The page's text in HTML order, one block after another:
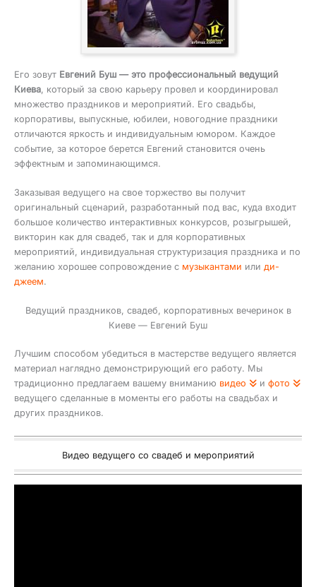
Его зовут Евгений Буш — это профессиональный ведущий
Киева, который за свою карьеру провел и координировал
множество праздников и мероприятий. Его свадьбы,
корпоративы, выпускные, юбилеи, новогодние праздники
отличаются яркость и индивидуальным юмором. Каждое
событие, за которое берется Евгений становится очень
эффектным и запоминающимся.
Заказывая ведущего на свое торжество вы получит
оригинальный сценарий, разработанный под вас, куда входит
большое количество интерактивных конкурсов, розыгрышей,
викторин как для свадеб, так и для корпоративных
мероприятий, индивидуальная структуризация праздника и по
желанию хорошее сопровождение с музыкантами или ди-
джеем.
Ведущий праздников, свадеб, корпоративных вечеринок в
Киеве — Евгений Буш
Лучшим способом убедиться в мастерстве ведущего является
материал наглядно демонстрирующий его работу. Мы
традиционно предлагаем вашему вниманию видео и фото
ведущего сделанные в моменты его работы на свадьбах и
других праздников.
Видео ведущего со свадеб и мероприятий